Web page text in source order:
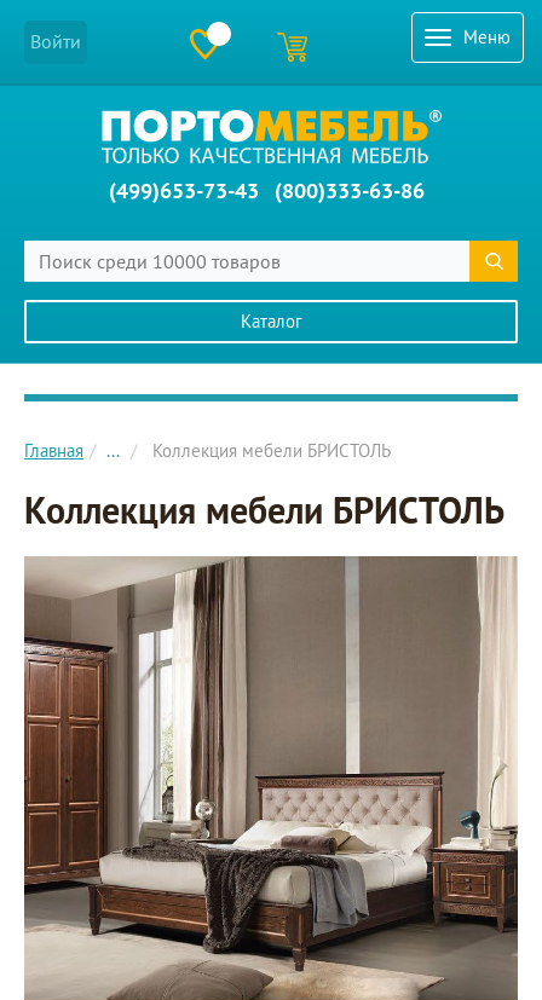
Меню
Войти
(499)653-73-43 (800)333-63-86
Каталог
Главное меню сайта
Главная ... Коллекция мебели БРИСТОЛЬ
Коллекция мебели БРИСТОЛЬ